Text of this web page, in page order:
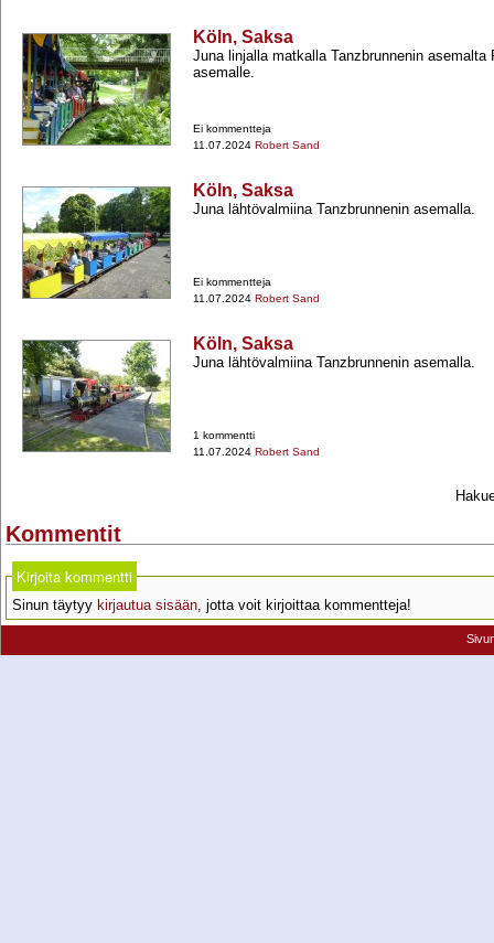
Köln, Saksa
Juna linjalla matkalla Tanzbrunnenin asemalta
asemalle.
Ei kommentteja
11.07.2024 Robert Sand
Köln, Saksa
Juna lähtövalmiina Tanzbrunnenin asemalla.
Ei kommentteja
11.07.2024 Robert Sand
Köln, Saksa
Juna lähtövalmiina Tanzbrunnenin asemalla.
1 kommentti
11.07.2024 Robert Sand
Kommentit
Kirjoita kommentti
Sinun täytyy kirjautua sisään, jotta voit kirjoittaa kommentteja!